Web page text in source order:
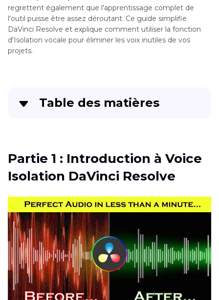
regrettent également que l'apprentissage complet de
l'outil puisse être assez déroutant. Ce guide simplifie
DaVinci Resolve et explique comment utiliser la fonction
d'Isolation vocale pour éliminer les voix inutiles de vos
projets.
Table des matières
Partie 2: Comment isoler la voix dans DaVinci
Resolve
Partie 3: Meilleure alternative à l'Isolation de
Voix de DaVinci Resolve
FAQs sur Voice Isolation DaVinci Resolve
Partie 1 : Introduction à Voice
Isolation DaVinci Resolve